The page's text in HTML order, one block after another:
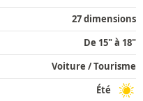
27 dimensions
De 15" à 18"
Voiture / Tourisme
Été